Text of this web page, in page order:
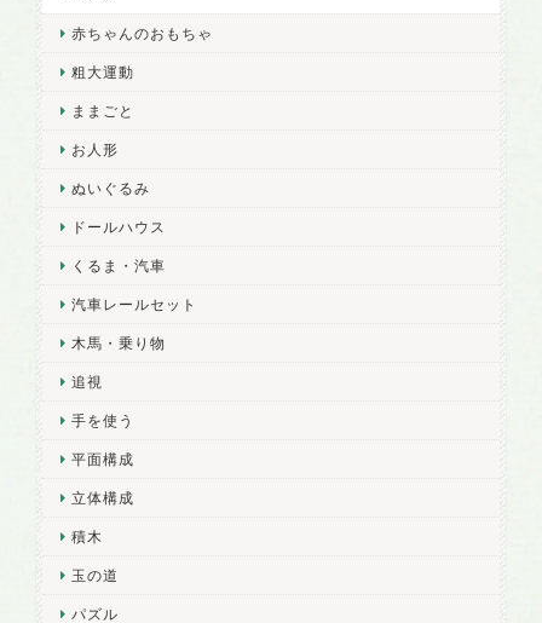
赤ちゃんのおもちゃ
粗大運動
ままごと
お人形
ぬいぐるみ
ドールハウス
くるま・汽車
汽車レールセット
木馬・乗り物
追視
手を使う
平面構成
立体構成
積木
玉の道
パズル